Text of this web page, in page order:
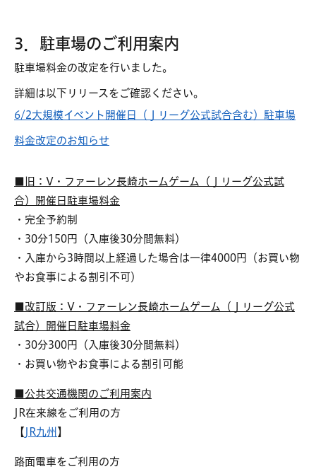
3．駐車場のご利用案内
駐車場料金の改定を行いました。
詳細は以下リリースをご確認ください。
6/2大規模イベント開催日（Ｊリーグ公式試合含む）駐車場
料金改定のお知らせ
■旧：V・ファーレン長崎ホームゲーム（Ｊリーグ公式試
合）開催日駐車場料金
・完全予約制
・30分150円（入庫後30分間無料）
・入庫から3時間以上経過した場合は一律4000円（お買い物
やお食事による割引不可）
■改訂版：V・ファーレン長崎ホームゲーム（Ｊリーグ公式
試合）開催日駐車場料金
・30分300円（入庫後30分間無料）
・お買い物やお食事による割引可能
■公共交通機関のご利用案内
JR在来線をご利用の方
【
JR九州 】
路面電車をご利用の方